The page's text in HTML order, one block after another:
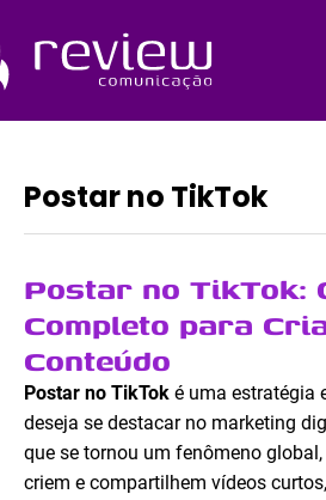
o
conteúdo
Postar no TikTok
Postar no TikTok:
Completo para
Conteúdo
Postar no TikTok é uma estratégia
deseja se destacar no marketing
que se tornou um fenômeno
criem e compartilhem vídeos